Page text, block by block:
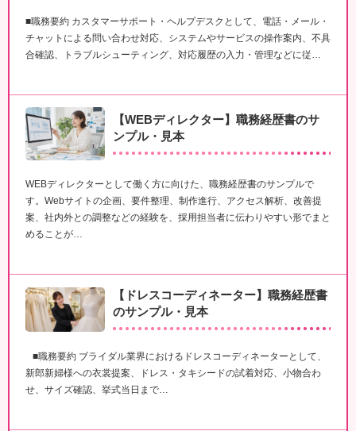
■職務要約 カスタマーサポート・ヘルプデスクとして、電話・メール・
チャットによる問い合わせ対応、システムやサービスの操作案内、不具
合確認、トラブルシューティング、対応履歴の入力・管理などに従…
【WEBディレクター】職務経歴書のサ
ンプル・見本
WEBディレクターとして働く方に向けた、職務経歴書のサンプルで
す。Webサイトの企画、要件整理、制作進行、アクセス解析、改善提
案、社内外との調整などの経験を、採用担当者に伝わりやすい形でまと
めることが…
【ドレスコーディネーター】職務経歴書
のサンプル・見本
■職務要約 ブライダル業界におけるドレスコーディネーターとして、
新郎新婦様への衣裳提案、ドレス・タキシードの試着対応、小物合わ
せ、サイズ確認、挙式当日まで…